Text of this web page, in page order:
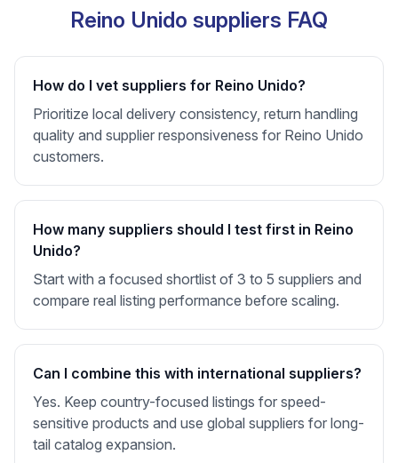
Reino Unido suppliers FAQ
How do I vet suppliers for Reino Unido?
Prioritize local delivery consistency, return handling
quality and supplier responsiveness for Reino Unido
customers.
How many suppliers should I test first in Reino
Unido?
Start with a focused shortlist of 3 to 5 suppliers and
compare real listing performance before scaling.
Can I combine this with international suppliers?
Yes. Keep country-focused listings for speed-
sensitive products and use global suppliers for long-
tail catalog expansion.